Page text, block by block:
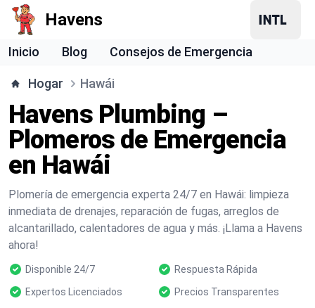
Havens
Inicio Blog Consejos de Emergencia
Hogar Hawái
Havens Plumbing –
Plomeros de Emergencia
en Hawái
Plomería de emergencia experta 24/7 en Hawái: limpieza
inmediata de drenajes, reparación de fugas, arreglos de
alcantarillado, calentadores de agua y más. ¡Llama a Havens
ahora!
Disponible 24/7
Respuesta Rápida
Expertos Licenciados
Precios Transparentes